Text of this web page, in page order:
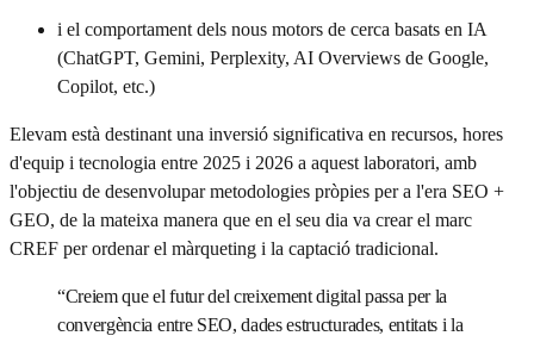
i el comportament dels nous motors de cerca basats en IA
(ChatGPT, Gemini, Perplexity, AI Overviews de Google,
Copilot, etc.)
Elevam està destinant una inversió significativa en recursos, hores
d'equip i tecnologia entre 2025 i 2026 a aquest laboratori, amb
l'objectiu de desenvolupar metodologies pròpies per a l'era SEO +
GEO, de la mateixa manera que en el seu dia va crear el marc
CREF per ordenar el màrqueting i la captació tradicional.
“Creiem que el futur del creixement digital passa per la
convergència entre SEO, dades estructurades, entitats i la